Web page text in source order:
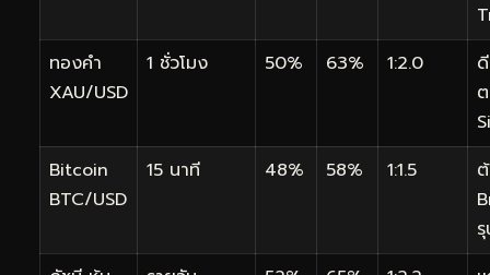
ทองคำ
XAU/USD
1 ชั่วโมง 50% 63% 1:2.0
Bitcoin
BTC/USD
15 นาที 48% 58% 1:1.5